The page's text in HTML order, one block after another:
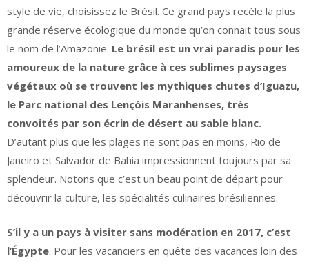
style de vie, choisissez le Brésil. Ce grand pays recèle la plus
grande réserve écologique du monde qu’on connait tous sous
le nom de l’Amazonie. Le brésil est un vrai paradis pour les
amoureux de la nature grâce à ces sublimes paysages
végétaux où se trouvent les mythiques chutes d’Iguazu,
le Parc national des Lençóis Maranhenses, très
convoités par son écrin de désert au sable blanc.
D’autant plus que les plages ne sont pas en moins, Rio de
Janeiro et Salvador de Bahia impressionnent toujours par sa
splendeur. Notons que c’est un beau point de départ pour
découvrir la culture, les spécialités culinaires brésiliennes.
S’il y a un pays à visiter sans modération en 2017, c’est
l’Égypte. Pour les vacanciers en quête des vacances loin des